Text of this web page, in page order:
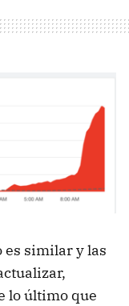
es similar y las
lo último que